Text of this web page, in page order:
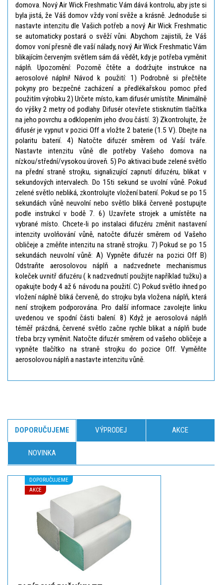
domova. Nový Air Wick Freshmatic Vám dává kontrolu, aby jste si
byla jistá, že Váš domov vždy voní svěže a krásně. Jednoduše si
nastavte intenzitu dle Vašich potřeb a nový Air Wick Freshmatic
se automaticky postará o svěží vůni. Abychom zajistili, že Váš
domov voní přesně dle vaší nálady, nový Air Wick Freshmatic Vám
blikajícím červeným světlem sám dá vědět, kdy je potřeba vyměnit
náplň. Upozornění: Pozorně čtěte a dodržujte instrukce na
aerosolové náplni! Návod k použití: 1) Podrobně si přečtěte
pokyny pro bezpečné zacházení a předlékařskou pomoc před
použitím výrobku 2) Určete místo, kam difusér umístíte. Minimálně
do výšky 2 metry od podlahy. Difusér otevřete stisknutím tlačítka
na jeho povrchu a odklopením jeho dvou částí. 3) Zkontrolujte, že
difusér je vypnut v pozici Off a vložte 2 baterie (1.5 V). Dbejte na
polaritu baterií. 4) Natočte difuzér směrem od Vaší tváře.
Nastavte intenzitu vůně dle potřeby Vašeho domova na
nízkou/střední/vysokou úroveň. 5) Po aktivaci bude zelené světlo
na přední straně strojku, signalizující zapnutí difuzéru, blikat v
sekundových intervalech. Do 15ti sekund se uvolní vůně. Pokud
zelené světlo nebliká, zkontrolujte vložení baterií. Pokud se po 15
sekundách vůně neuvolní nebo světlo bliká červeně postupujte
podle instrukcí v bodě 7. 6) Uzavřete strojek a umístěte na
vybrané místo. Chcete-li po instalaci difuzéru změnit nastavení
intenzity uvolňování vůně, natočte difuzér směrem od Vašeho
obličeje a změňte intenzitu na straně strojku. 7) Pokud se po 15
sekundách neuvolní vůně: A) Vypněte difuzér na pozici Off B)
Odstraňte aerosolovou náplň a nadzvednete mechanismus
koleček uvnitř difuzéru ( k nadzvednutí použijte například tužku) a
opakujte body 4 až 6 návodu na použití. C) Pokud světlo ihned po
vložení náplně bliká červeně, do strojku byla vložena náplň, která
není strojkem podporována. Pro další informace zavolejte linku
uvedenou ve spodní části balení. 8) Když je aerosolová náplň
téměř prázdná, červené světlo začne rychle blikat a náplň bude
třeba brzy vyměnit. Natočte difuzér směrem od vašeho obličeje a
vypněte tlačítko na straně strojku do pozice Off. Vyměňte
aerosolovou náplň a nastavte intenzitu vůně.
DOPORUČUJEME VÝPRODEJ AKCE
NOVINKA
DOPORUČUJEME
AKCE